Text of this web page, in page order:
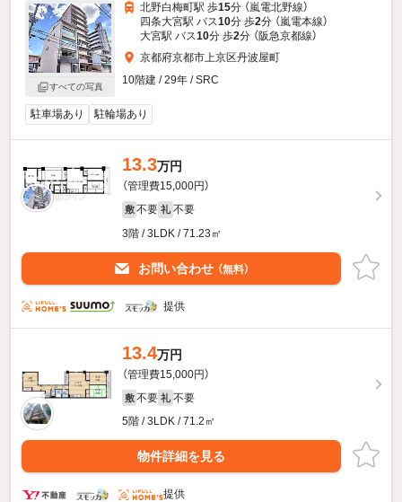
すべての写真
北野白梅町駅 歩15分 （嵐電北野線）
四条大宮駅 バス10分 歩2分 （嵐電本線）
大宮駅 バス10分 歩2分 （阪急京都線）
京都府京都市上京区丹波屋町
10階建 / 29年 / SRC
駐車場あり 駐輪場あり
13.3万円
（管理費15,000円）
敷 不要 礼 不要
3階 / 3LDK / 71.23㎡
お問い合わせ （無料）
提供
13.4万円
（管理費15,000円）
敷 不要 礼 不要
5階 / 3LDK / 71.2㎡
物件詳細を見る
提供